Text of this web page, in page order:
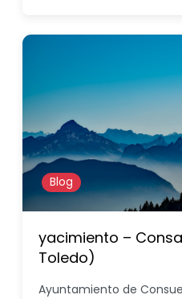
Blog
yacimiento –
Toledo)
Ayuntamiento de